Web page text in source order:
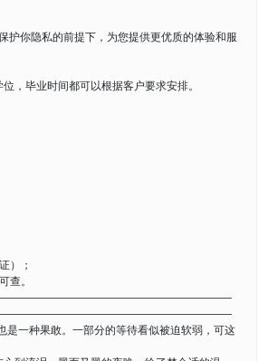
护你隐私的前提下，为您提供更优质的体验和服
，毕业时间都可以根据客户要求安排。
）；
查。
果敢。一部分的等待看似被迫软弱，可这